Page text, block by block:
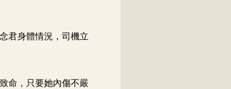
君身體情況，司機立
命，只要她內傷不嚴